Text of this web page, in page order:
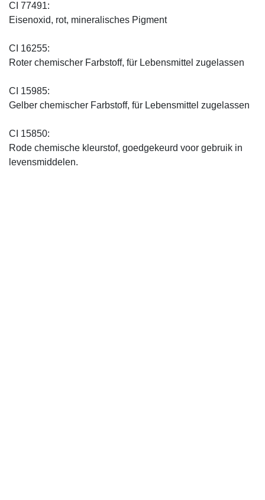
CI 77491:
Eisenoxid, rot, mineralisches Pigment
CI 16255:
Roter chemischer Farbstoff, für Lebensmittel zugelassen
CI 15985:
Gelber chemischer Farbstoff, für Lebensmittel zugelassen
CI 15850:
Rode chemische kleurstof, goedgekeurd voor gebruik in
levensmiddelen.